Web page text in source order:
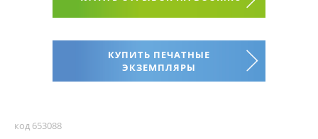
КУПИТЬ ПЕЧАТНЫЕ
ЭКЗЕМПЛЯРЫ
код 653088